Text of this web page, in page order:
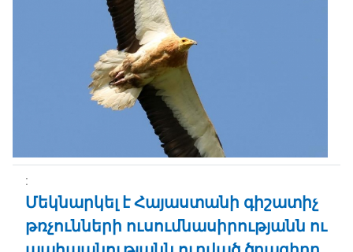
Մեկնարկել է Հայաստանի գիշատիչ
թռչունների ուսումնասիրությանն ու